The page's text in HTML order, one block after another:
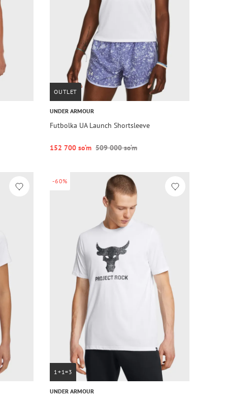
OUTLET
UNDER ARMOUR
Futbolka UA Launch Shortsleeve
152 700 so‘m 509 000 so‘m
-60%
1+1=3
UNDER ARMOUR